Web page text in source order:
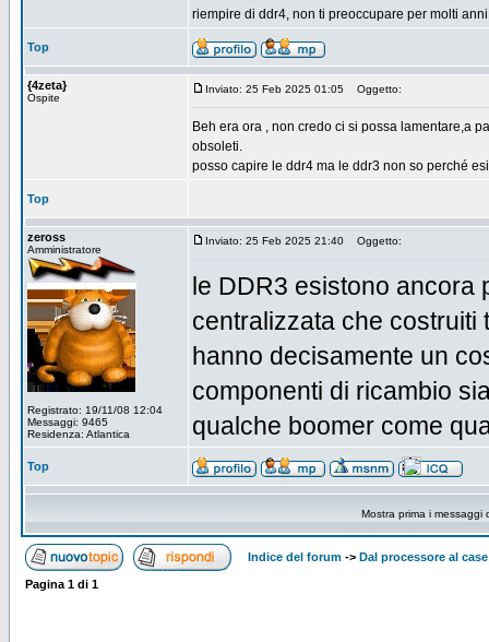
riempire di ddr4, non ti preoccupare per molti
Top
{4zeta}
Ospite
Inviato: 25 Feb 2025 01:05 Oggetto:
Beh era ora , non credo ci si possa lamentare,a
obsoleti.
posso capire le ddr4 ma le ddr3 non so perché
Top
zeross
Amministratore
Registrato: 19/11/08 12:04
Messaggi: 9465
Residenza: Atlantica
Inviato: 25 Feb 2025 21:40 Oggetto:
le DDR3 esistono ancora
centralizzata che costruiti
hanno decisamente un
componenti di ricambio
qualche boomer come
Top
Mostra prima i messaggi
Indice del forum -> Dal processore al case
Pagina 1 di 1